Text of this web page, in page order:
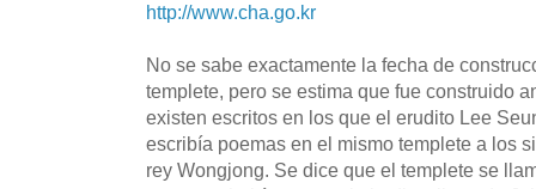
http://www.cha.go.kr
No se sabe exactamente la fecha de
templete, pero se estima que fue construido
existen escritos en los que el erudito Lee
escribía poemas en el mismo templete a los
rey Wongjong. Se dice que el templete se